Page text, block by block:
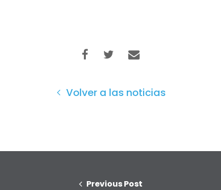
Volver a las noticias
Previous Post